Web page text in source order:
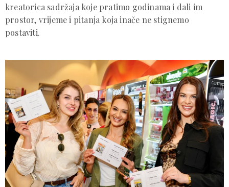
kreatorica sadržaja koje pratimo godinama i dali im
prostor, vrijeme i pitanja koja inače ne stignemo
postaviti.